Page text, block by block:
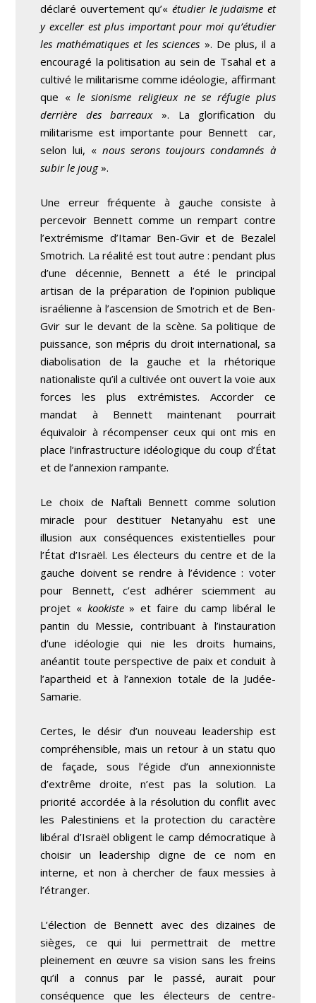
déclaré ouvertement qu’« étudier le judaïsme et
y exceller est plus important pour moi qu’étudier
les mathématiques et les sciences ». De plus, il a
encouragé la politisation au sein de Tsahal et a
cultivé le militarisme comme idéologie, affirmant
que «le sionisme religieux ne se réfugie plus
derrière des barreaux». La glorification du
militarisme est importante pour Bennett car,
selon lui, « nous serons toujours condamnés à
subir le joug».
Une erreur fréquente à gauche consiste à
percevoir Bennett comme un rempart contre
l’extrémisme d’Itamar Ben-Gvir et de Bezalel
Smotrich. La réalité est tout autre : pendant plus
d’une décennie, Bennett a été le principal
artisan de la préparation de l’opinion publique
israélienne à l’ascension de Smotrich et de Ben-
Gvir sur le devant de la scène. Sa politique de
puissance, son mépris du droit international, sa
diabolisation de la gauche et la rhétorique
nationaliste qu’il a cultivée ont ouvert la voie aux
forces les plus extrémistes. Accorder ce
mandat à Bennett maintenant pourrait
équivaloir à récompenser ceux qui ont mis en
place l’infrastructure idéologique du coup d’État
et de l’annexion rampante.
Le choix de Naftali Bennett comme solution
miracle pour destituer Netanyahu est une
illusion aux conséquences existentielles pour
l’État d’Israël. Les électeurs du centre et de la
gauche doivent se rendre à l’évidence : voter
pour Bennett, c’est adhérer sciemment au
projet « kookiste» et faire du camp libéral le
pantin du Messie, contribuant à l’instauration
d’une idéologie qui nie les droits humains,
anéantit toute perspective de paix et conduit à
l’apartheid et à l’annexion totale de la Judée-
Samarie.
Certes, le désir d’un nouveau leadership est
compréhensible, mais un retour à un statu quo
de façade, sous l’égide d’un annexionniste
d’extrême droite, n’est pas la solution. La
priorité accordée à la résolution du conflit avec
les Palestiniens et la protection du caractère
libéral d’Israël obligent le camp démocratique à
choisir un leadership digne de ce nom en
interne, et non à chercher de faux messies à
l’étranger.
L’élection de Bennett avec des dizaines de
sièges, ce qui lui permettrait de mettre
pleinement en œuvre sa vision sans les freins
qu’il a connus par le passé, aurait pour
conséquence que les électeurs de centre-